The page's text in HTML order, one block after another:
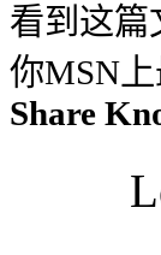
看到这篇
你MSN上
Share